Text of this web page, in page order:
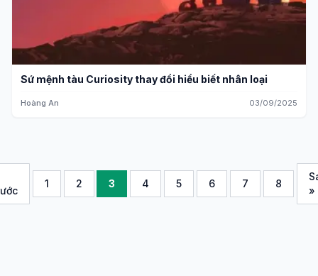
Sứ mệnh tàu Curiosity thay đổi hiểu biết nhân loại
Hoàng An 03/09/2025
1 2 3 4 5 6 7 8
»